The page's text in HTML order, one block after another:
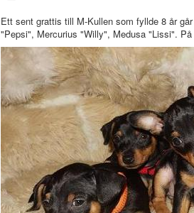
Ett sent grattis till M-Kullen som fyllde 8 år
"Pepsi", Mercurius "Willy", Medusa "Lissi".